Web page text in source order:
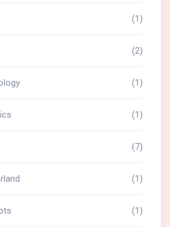
(1)
(2)
(1)
(1)
(7)
(1)
(1)